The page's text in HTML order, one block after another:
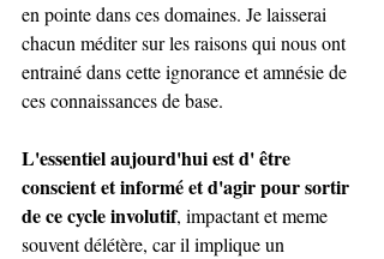
en pointe dans ces domaines. Je laisserai
chacun méditer sur les raisons qui nous ont
entrainé dans cette ignorance et amnésie de
ces connaissances de base.
L'essentiel aujourd'hui est d' être
conscient et informé et d'agir pour sortir
de ce cycle involutif, impactant et meme
souvent délétère, car il implique un